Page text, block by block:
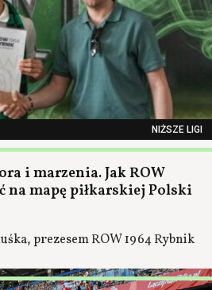
NIŻSZE LIGI
i marzenia. Jak ROW
na mapę piłkarskiej Polski
prezesem ROW 1964 Rybnik